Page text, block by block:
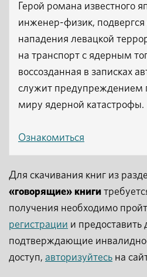
Герой романа известного
инженер-физик,
нападения левацкой
на транспорт с ядерным
воссозданная в записках
служит предупреждением
миру ядерной катастрофы.
Ознакомиться
Для скачивания книг из
«говорящие» книги
получения необходимо
регистрации и предоставить
подтверждающие
доступ, авторизуйтесь на